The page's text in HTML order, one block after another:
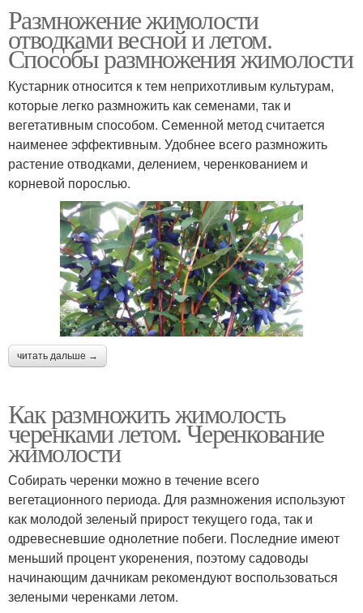
Размножение жимолости
отводками весной и летом.
Способы размножения жимолости
Кустарник относится к тем неприхотливым культурам,
которые легко размножить как семенами, так и
вегетативным способом. Семенной метод считается
наименее эффективным. Удобнее всего размножить
растение отводками, делением, черенкованием и
корневой порослью.
читать дальше →
Как размножить жимолость
черенками летом. Черенкование
жимолости
Собирать черенки можно в течение всего
вегетационного периода. Для размножения используют
как молодой зеленый прирост текущего года, так и
одревесневшие однолетние побеги. Последние имеют
меньший процент укоренения, поэтому садоводы
начинающим дачникам рекомендуют воспользоваться
зелеными черенками летом.